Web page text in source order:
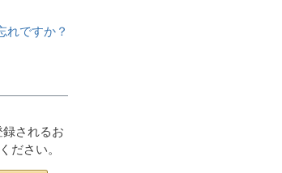
れですか？
されるお
ださい。